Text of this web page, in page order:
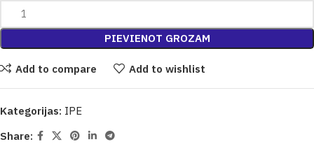
PIEVIENOT GROZAM
Add to compare Add to wishlist
Kategorijas: IPE
Share: